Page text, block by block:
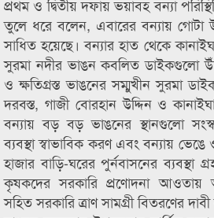
প্রথম ও দ্বিতীয় দফায় ভয়াবহ বন্যা
তুলে ধরে বলেন, এবারের বন্যায় গোটা
সাধিত হয়েছে। বন্যার হাত থেকে
সুরমা নদীর ভাঙন কবলিত ডাইকগুলো
ও ক্ষতিগ্রস্ত ভাঙনের সম্মুখীন সুরমা
দরবস্ত, গাজী বোরহান উদ্দিন ও
বন্যায় বড় বড় ভাঙনের স্থানগুলো
ব্যবস্থা স্বাভাবিক করণ এবং বন্যায় ভেঙে
হাজার বাড়ি-ঘরের পুর্নবাসনের ব্যবস্থা
কৃষকদের সরকারি প্রণোদনা আওতায়
সহিত সরকারি ত্রাণ সামগ্রী বিতরণের